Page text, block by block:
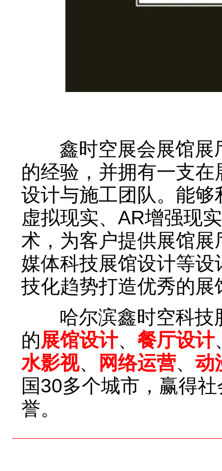
鑫时空展会展馆展
的经验，并拥有一支
设计与施工团队。能
虚拟现实、AR增强现
术，为客户提供展馆
媒体科技展馆设计等
技化趋势打造优秀的展
哈尔滨鑫时空科技
的展馆设计、 餐厅设计
水影视、 网络运营、 动
国30多个城市，赢得
誉。